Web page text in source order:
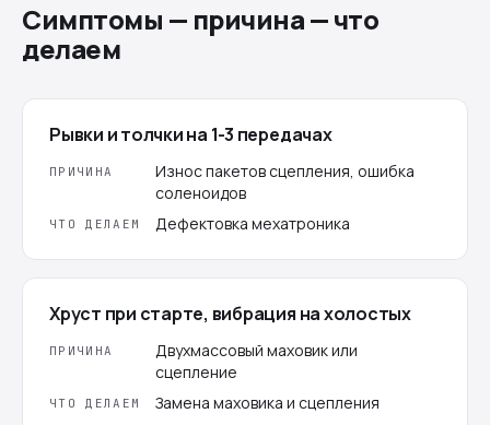
Симптомы — причина — что
делаем
Рывки и толчки на 1-3 передачах
ПРИЧИНА
Износ пакетов сцепления, ошибка
соленоидов
ЧТО ДЕЛАЕМ Дефектовка мехатроника
Хруст при старте, вибрация на холостых
ПРИЧИНА
Двухмассовый маховик или
сцепление
ЧТО ДЕЛАЕМ Замена маховика и сцепления